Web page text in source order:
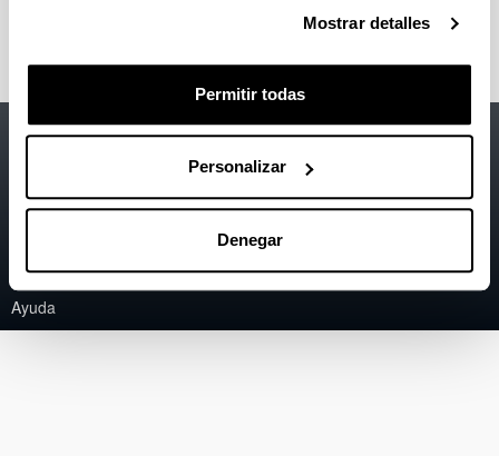
Mostrar detalles
Permitir todas
Personalizar
Denegar
Accesibilidad
Contacto
Ayuda
EHU